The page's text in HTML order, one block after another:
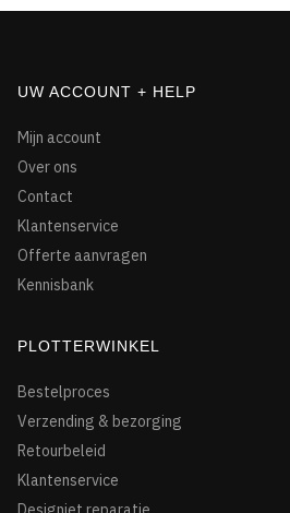
UW ACCOUNT + HELP
Mijn account
Over ons
Contact
Klantenservice
Offerte aanvragen
Kennisbank
PLOTTERWINKEL
Bestelproces
Verzending & bezorging
Retourbeleid
Klantenservice